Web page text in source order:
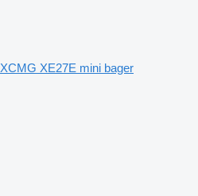
XCMG XE27E mini bager